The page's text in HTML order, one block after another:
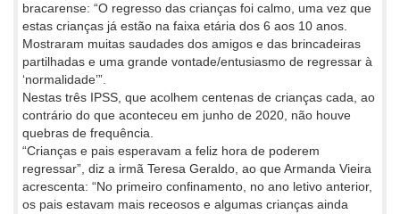
bracarense: “O regresso das crianças foi calmo, uma vez que
estas crianças já estão na faixa etária dos 6 aos 10 anos.
Mostraram muitas saudades dos amigos e das brincadeiras
partilhadas e uma grande vontade/entusiasmo de regressar à
‘normalidade’”.
Nestas três IPSS, que acolhem centenas de crianças cada, ao
contrário do que aconteceu em junho de 2020, não houve
quebras de frequência.
“Crianças e pais esperavam a feliz hora de poderem
regressar”, diz a irmã Teresa Geraldo, ao que Armanda Vieira
acrescenta: “No primeiro confinamento, no ano letivo anterior,
os pais estavam mais receosos e algumas crianças ainda